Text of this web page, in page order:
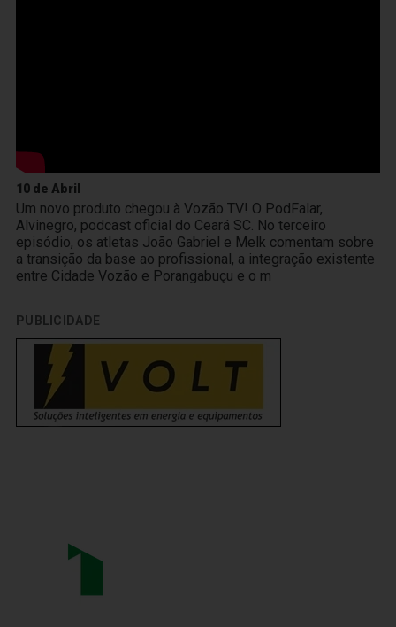
10 de Abril
Um novo produto chegou à Vozão TV! O PodFalar,
Alvinegro, podcast oficial do Ceará SC. No terceiro
episódio, os atletas João Gabriel e Melk comentam sobre
a transição da base ao profissional, a integração existente
entre Cidade Vozão e Porangabuçu e o m
PUBLICIDADE